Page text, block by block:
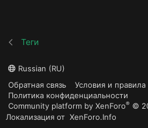
Теги
Russian (RU)
Обратная связь
Условия и правила
Политика конфиденциальности
Community platform by XenForo® ©
Локализация от XenForo.Info